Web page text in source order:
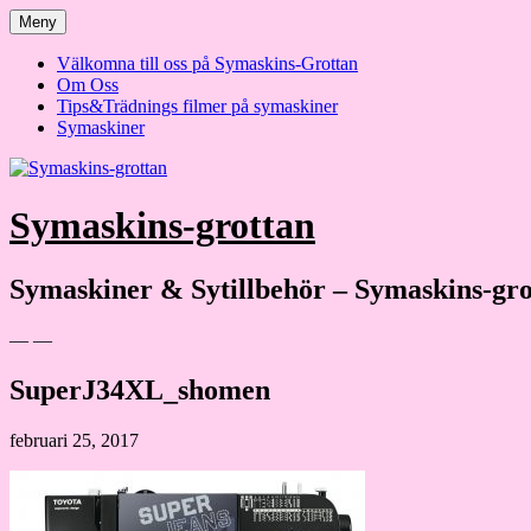
Hoppa
till
innehåll
Meny
Välkomna till oss på Symaskins-Grottan
Om Oss
Tips&Trädnings filmer på symaskiner
Symaskiner
Symaskins-grottan
Symaskiner & Sytillbehör – Symaskins-
— —
SuperJ34XL_shomen
februari 25, 2017